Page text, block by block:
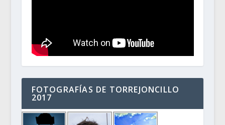
FOTOGRAFÍAS DE TORREJONCILLO
2017